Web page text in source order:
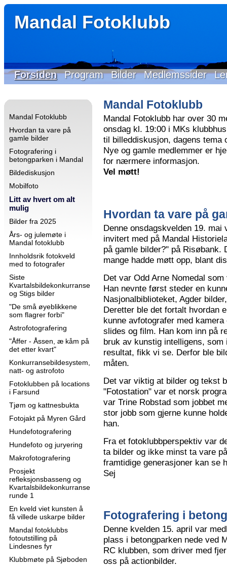
Mandal Fotoklubb
Forsiden Program Bilder Medlemssider
Mandal Fotoklubb
Hvordan ta vare på
gamle bilder
Fotografering i
betongparken i Mandal
Bildediskusjon
Mobilfoto
Litt av hvert om alt
mulig
Bilder fra 2025
Års- og julemøte i
Mandal fotoklubb
Innholdsrik fotokveld
med to fotografer
Siste
Kvartalsbildekonkurranse
og Stigs bilder
"De små øyeblikkene
som flagrer forbi"
Astrofotografering
"Åffer - Åssen, æ kåm på
det etter kvart"
Konkurransebildesystem,
natt- og astrofoto
Fotoklubben på locations
i Farsund
Tjøm og kattnesbukta
Fotojakt på Myren Gård
Hundefotografering
Hundefoto og juryering
Makrofotografering
Prosjekt
refleksjonsbasseng og
Kvartalsbildekonkurranse
runde 1
En kveld viet kunsten å
få villede uskarpe bilder
Mandal fotoklubbs
fotoutstilling på
Lindesnes fyr
Klubbmøte på Sjøboden
Mandal Fotoklubb
Mandal Fotoklubb har over 30
onsdag kl. 19:00 i MKs
til billeddiskusjon, dagens
Nye og gamle medlemmer er
for nærmere informasjon.
Vel møtt!
Hvordan ta vare på
Denne onsdagskvelden 19.
invitert med på Mandal
på gamle bilder?" på
mange hadde møtt opp, blant
Det var Odd Arne Nomedal
Han nevnte først steder en
Nasjonalbiblioteket, Agder
Deretter ble det fortalt hvordan
kunne avfotografer med
slides og film. Han kom inn på
bruk av kunstig intelligens,
resultat, fikk vi se. Derfor ble
måten.
Det var viktig at bilder og tekst
"Fotostation" var et norsk
var Trine Robstad som jobbet
stor jobb som gjerne kunne
han.
Fra et fotoklubbperspektiv var
ta bilder og ikke minst ta vare
framtidige generasjoner kan se
Sej
Fotografering i
Denne kvelden 15. april var
plass i betongparken nede ved
RC klubben, som driver med
oss på actionbilder.